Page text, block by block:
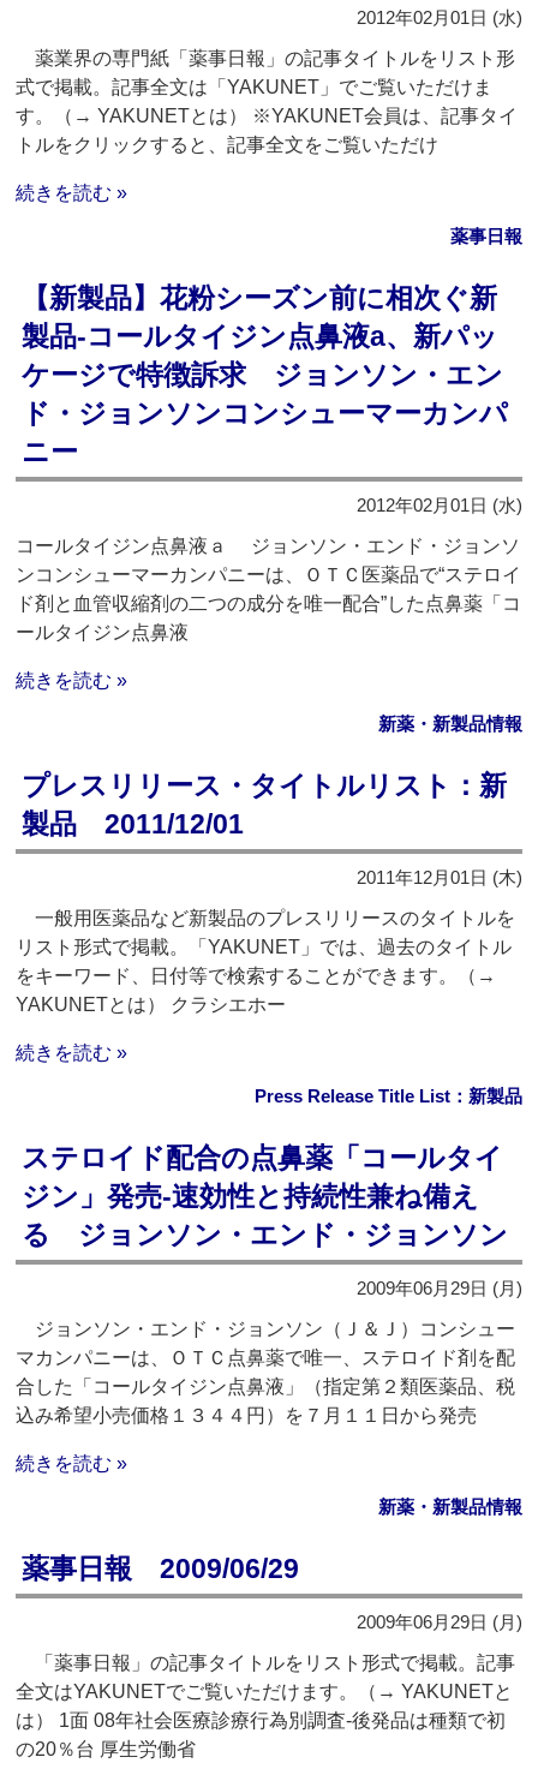
2012年02月01日 (水)
薬業界の専門紙「薬事日報」の記事タイトルをリスト形
式で掲載。記事全文は「YAKUNET」でご覧いただけま
す。（→ YAKUNETとは） ※YAKUNET会員は、記事タイ
トルをクリックすると、記事全文をご覧いただけ
続きを読む »
薬事日報
【新製品】花粉シーズン前に相次ぐ新
製品‐コールタイジン点鼻液a、新パッ
ケージで特徴訴求 ジョンソン・エン
ド・ジョンソンコンシューマーカンパ
ニー
2012年02月01日 (水)
コールタイジン点鼻液ａ ジョンソン・エンド・ジョンソ
ンコンシューマーカンパニーは、ＯＴＣ医薬品で“ステロイ
ド剤と血管収縮剤の二つの成分を唯一配合”した点鼻薬「コ
ールタイジン点鼻液
続きを読む »
新薬・新製品情報
プレスリリース・タイトルリスト：新
製品 2011/12/01
2011年12月01日 (木)
一般用医薬品など新製品のプレスリリースのタイトルを
リスト形式で掲載。「YAKUNET」では、過去のタイトル
をキーワード、日付等で検索することができます。（→
YAKUNETとは） クラシエホー
続きを読む »
Press Release Title List：新製品
ステロイド配合の点鼻薬「コールタイ
ジン」発売‐速効性と持続性兼ね備え
る ジョンソン・エンド・ジョンソン
2009年06月29日 (月)
ジョンソン・エンド・ジョンソン（Ｊ＆Ｊ）コンシュー
マカンパニーは、ＯＴＣ点鼻薬で唯一、ステロイド剤を配
合した「コールタイジン点鼻液」（指定第２類医薬品、税
込み希望小売価格１３４４円）を７月１１日から発売
続きを読む »
新薬・新製品情報
薬事日報 2009/06/29
2009年06月29日 (月)
「薬事日報」の記事タイトルをリスト形式で掲載。記事
全文はYAKUNETでご覧いただけます。（→ YAKUNETと
は） 1面 08年社会医療診療行為別調査‐後発品は種類で初
の20％台 厚生労働省